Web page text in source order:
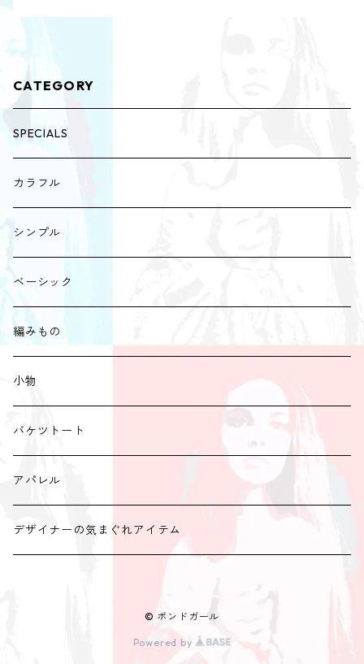
CATEGORY
SPECIALS
カラフル
シンプル
ベーシック
編みもの
小物
バケツトート
アパレル
デザイナーの気まぐれアイテム
© ボンドガール
Powered by